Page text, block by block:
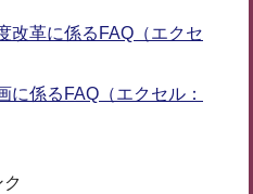
改革に係るFAQ（エクセ
に係るFAQ（エクセル：